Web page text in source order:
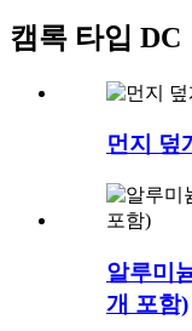
캠록 타입 DC
먼지 덮
알루미
개 포함)